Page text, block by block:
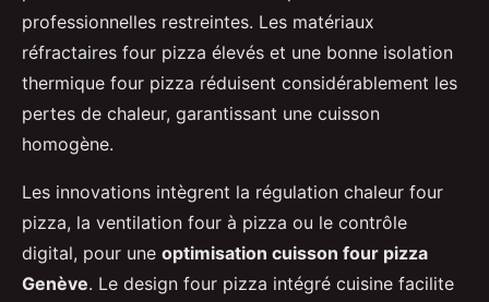
professionnelles restreintes. Les matériaux
réfractaires four pizza élevés et une bonne isolation
thermique four pizza réduisent considérablement les
pertes de chaleur, garantissant une cuisson
homogène.
Les innovations intègrent la régulation chaleur four
pizza, la ventilation four à pizza ou le contrôle
digital, pour une optimisation cuisson four pizza
Genève. Le design four pizza intégré cuisine facilite